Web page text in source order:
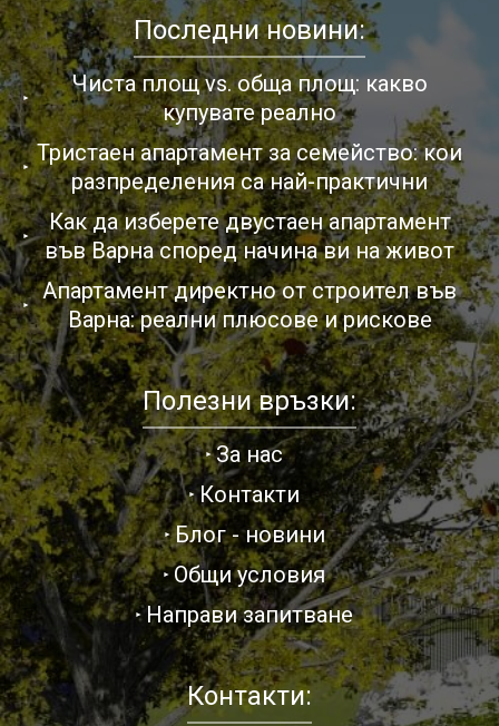
Последни новини:
Чиста площ vs. обща площ: какво
купувате реално
Тристаен апартамент за семейство: кои
разпределения са най-практични
Как да изберете двустаен апартамент
във Варна според начина ви на живот
Апартамент директно от строител във
Варна: реални плюсове и рискове
Полезни връзки:
За нас
Контакти
Блог - новини
Общи условия
Направи запитване
Контакти: